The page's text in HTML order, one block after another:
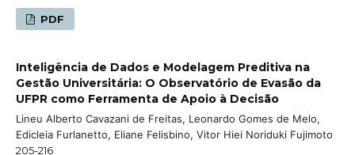
PDF
Inteligência de Dados e Modelagem Preditiva na
Gestão Universitária: O Observatório de Evasão da
UFPR como Ferramenta de Apoio à Decisão
Lineu Alberto Cavazani de Freitas, Leonardo Gomes de Melo,
Edicleia Furlanetto, Eliane Felisbino, Vitor Hiei Noriduki Fujimoto
205-216